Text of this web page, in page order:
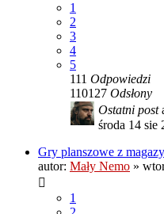
1
2
3
4
5
111 Odpowiedzi
110127 Odsłony
Ostatni post
środa 14 sie
Gry planszowe z
autor: Mały Nemo »
1